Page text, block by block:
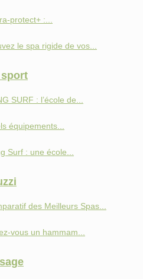
protect+ :...
le spa rigide de vos...
SURF : l’école de...
équipements...
Surf : une école...
des Meilleurs Spas...
vous un hammam...